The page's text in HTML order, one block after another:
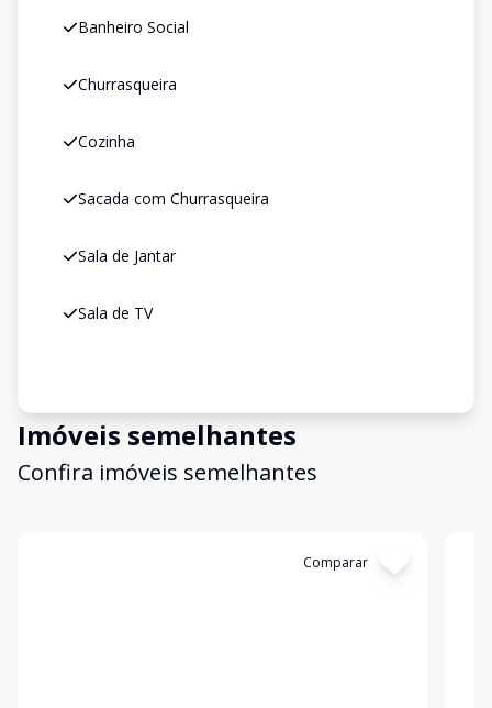
Banheiro Social
Churrasqueira
Cozinha
Sacada com Churrasqueira
Sala de Jantar
Sala de TV
Imóveis semelhantes
Confira imóveis semelhantes
Comparar